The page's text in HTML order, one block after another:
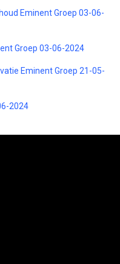
Eminent Groep 03-06-
Groep 03-06-2024
Eminent Groep 21-05-
2024